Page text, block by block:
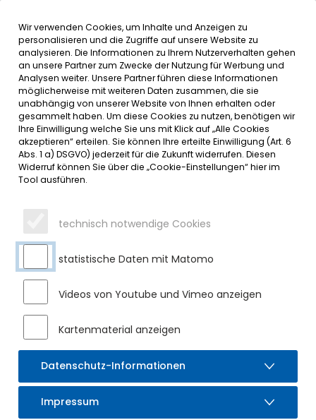
Inhalt der Seite anspringen
Informationen undMENÜ
SERVICE
ARBEITEN AN DER BAHNLINIE
Dienstag, 01.04.2025
Die DB InfraGO AG führt am 14.04.2025 unaufschiebbare
erforderlich.
Betroffen von den Bauarbeiten sind folgende
Streckenabschnitte:
Bahnhof Durach – Bahnhof Jodbad Sulzbrunn
Bahnhof Oy-Mittelberg - Bahnhof Nesselwang
Aus betrieblichen Gründen können diese nur in folgendem
14.04.2025, 21:00 Uhr - 06:00 Uhr, Montag
Wir verwenden Cookies, um Inhalte und Anzeigen zu
personalisieren und die Zugriffe auf unsere Website zu
analysieren. Die Informationen zu Ihrem Nutzerverhalten gehen
an unsere Partner zum Zwecke der Nutzung für Werbung und
Analysen weiter. Unsere Partner führen diese Informationen
möglicherweise mit weiteren Daten zusammen, die sie
unabhängig von unserer Website von Ihnen erhalten oder
gesammelt haben. Um diese Cookies zu nutzen, benötigen wir
Ihre Einwilligung welche Sie uns mit Klick auf „Alle Cookies
akzeptieren“ erteilen. Sie können Ihre erteilte Einwilligung (Art. 6
Abs. 1 a) DSGVO) jederzeit für die Zukunft widerrufen. Diesen
Widerruf können Sie über die „Cookie-Einstellungen“ hier im
Tool ausführen.
technisch notwendige Cookies
statistische Daten mit Matomo
Videos von Youtube und Vimeo anzeigen
Kartenmaterial anzeigen
Datenschutz-Informationen
Impressum